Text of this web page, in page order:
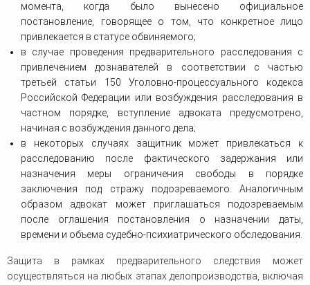
момента, когда было вынесено официальное
постановление, говорящее о том, что конкретное лицо
привлекается в статусе обвиняемого;
в случае проведения предварительного расследования с
привлечением дознавателей в соответствии с частью
третьей статьи 150 Уголовно-процессуального кодекса
Российской Федерации или возбуждения расследования в
частном порядке, вступление адвоката предусмотрено,
начиная с возбуждения данного дела;
в некоторых случаях защитник может привлекаться к
расследованию после фактического задержания или
назначения меры ограничения свободы в порядке
заключения под стражу подозреваемого. Аналогичным
образом адвокат может приглашаться подозреваемым
после оглашения постановления о назначении даты,
времени и объема судебно-психиатрического обследования.
Защита в рамках предварительного следствия может
осуществляться на любых этапах делопроизводства, включая